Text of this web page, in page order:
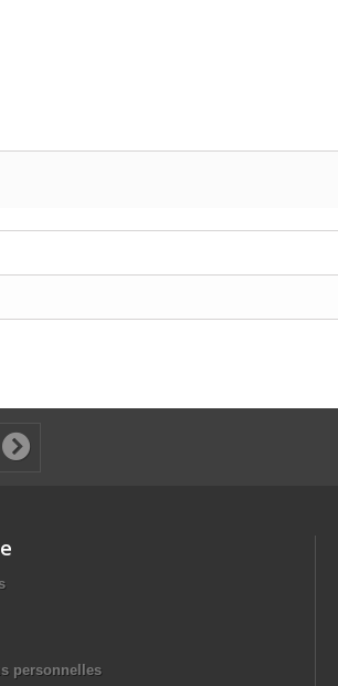
personnelles